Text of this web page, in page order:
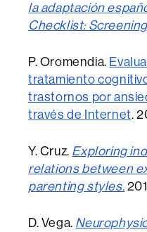
la adaptación
Checklist:
P. Oromendia.
tratamiento
trastornos por
través de Internet.
Y. Cruz. Exploring
relations between
parenting styles.
D. Vega.